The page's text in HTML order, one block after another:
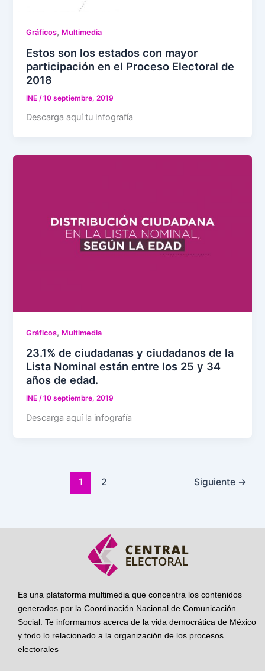
Gráficos, Multimedia
Estos son los estados con mayor
participación en el Proceso Electoral de
2018
INE /10 septiembre, 2019
Descarga aquí tu infografía
Gráficos, Multimedia
23.1% de ciudadanas y ciudadanos de la
Lista Nominal están entre los 25 y 34
años de edad.
INE/10 septiembre, 2019
Descarga aquí la infografía
1 2 Siguiente →
Es una plataforma multimedia que concentra los contenidos
generados por la Coordinación Nacional de Comunicación
Social. Te informamos acerca de la vida democrática de México
y todo lo relacionado a la organización de los procesos
electorales